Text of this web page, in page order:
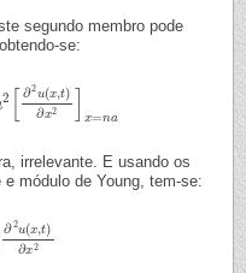
segundo membro pode
se:
2 ∂2u(x,t)
∂x2
x=na
∂ u(x,t)∂x2
irrelevante. E usando os
módulo de Young, tem-se:
∂2u(x,t)
∂x2
2u(x,t)∂